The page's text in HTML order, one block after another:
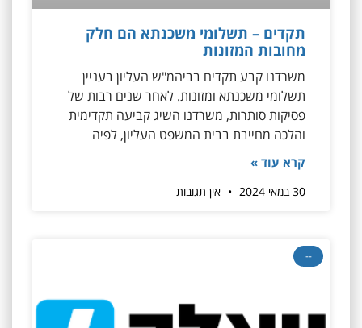
תקדים – תשלומי משכנתא הם חלק
מחובות המזונות
משרדנו קבע תקדים בביהמ"ש העליון בעניין
תשלומי משכנתא ומזונות. לאחר שנים רבות של
פסיקות סותרות, משרדנו השיג קביעה תקדימית
והלכה מחייבת בבית המשפט העליון, לפיה
קרא עוד »
30 במאי 2024 אין תגובות
--